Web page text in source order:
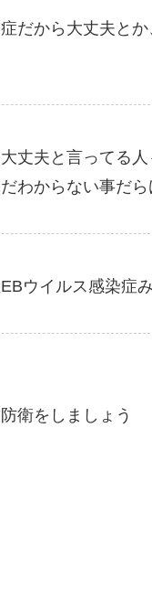
だから大丈夫と
丈夫と言ってる人
わからない事だら
ウイルス感染症
衛をしましょう